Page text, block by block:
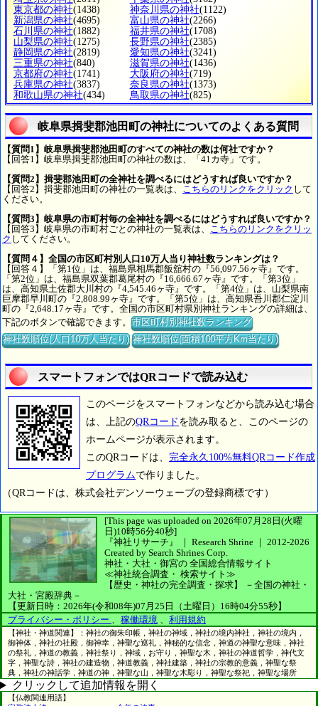
東京都の神社(1438) 神奈川県の神社(1122)
新潟県の神社(4695) 富山県の神社(2266)
石川県の神社(1882) 福井県の神社(1708)
山梨県の神社(1275) 長野県の神社(2385)
静岡県の神社(2819) 愛知県の神社(3241)
三重県の神社(840) 滋賀県の神社(1436)
京都府の神社(1741) 大阪府の神社(719)
兵庫県の神社(3837) 奈良県の神社(1373)
和歌山県の神社(434) 鳥取県の神社(825)
岐阜県揖斐郡池田町の神社についてのよくある質問
【質問1】岐阜県揖斐郡池田町のすべての神社の数は何社ですか？
【回答1】岐阜県揖斐郡池田町の神社の数は、「41カ寺」です。
【質問2】揖斐郡池田町の全神社を調べるにはどうすれば良いですか？
【回答2】揖斐郡池田町の神社の一覧表は、 こちらのリンクをクリック して
ください。
【質問3】岐阜県の市町村毎の全神社を調べるにはどうすれば良いですか？
【回答3】岐阜県の市町村ごとの神社の一覧表は、 こちらのリンクをクリッ
ク してください。
【質問４】全国の市区町村別人口10万人当り神社数ランキングは？
【回答４】「第1位」は、福島県相馬郡飯舘村の『56,097.56ヶ寺』です。
「第2位」は、福島県双葉郡葛尾村の『16,666.67ヶ寺』です。「第3位」
は、高知県土佐郡大川村の『4,545.46ヶ寺』です。「第4位」は、山梨県南
巨摩郡早川町の『2,808.99ヶ寺』です。「第5位」は、高知県吾川郡仁淀川
町の『2,648.17ヶ寺』です。全国の市区町村県別神社ランキングの詳細は、
下記のボタンで確認できます。市区町村別神社数ランキング
神社数順位(人口10万人当たり) 神社数順位(面積100平方Km当たり)
スマートフォンではQRコードで読み込む
このページをスマートフォンなどから読み込む場合
は、上記のQRコード を読み取ると、このページの
ホームページが表示されます。
このQRコードは、 完全永久100%無料QRコード作成
プログラムで作りました。
（QRコードは、株式会社デンソーウェーブの登録商標です）
[This page was uploaded on 2026年07月28日(火曜
日)10時56分40秒]
『神社リサーチ』 ｜ Research Shrine ｜ 2012-2026
Created by Search Shrines Corp.
神社・大社・御宮の 全国総合情報サイト
≪神社統合調査・ 検索サイト≫
【歴史・神社の完全調査・探求】
－全国の神社・
大社・宮殿辞典－
【更新日時：2026年(令和08年)07月25日（土曜日）16時04分55秒】
プライバシー・ポリシー 、 稼働環境 、 利用規約
【神社・神道関連】：神社の御朱印帳，神社の神域，神社の境内神社，神社の境内，
御神体，神社の社殿，御神幸，神聖な巡礼，神秘的な信念，神道の神聖な意味，神社
の祭礼，神道の教義，神社祭り，神域，お守り，神聖な木，神社の神道哲学，神代文
字，神聖な詩，神社の建造物，神道教義，神社建築，神社の宗教的意義，神聖な祭
典，神社の神話学，神道の神，神聖な山，神聖な木彫り，神聖な祭祀，神聖な場所
クリックして追加情報を開く
【仏教関連用語】